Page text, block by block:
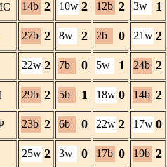
14b 2 10w 2 12b 2 3w 1
27b 2 8w 2 2b 0 21w 2
22w 2 7b 0 5w 1 24b 2
29b 2 5b 1 18w 0 14b 2
23b 2 6b 0 22w 2 17w 0
25w 2 3w 0 17b 0 19b 2